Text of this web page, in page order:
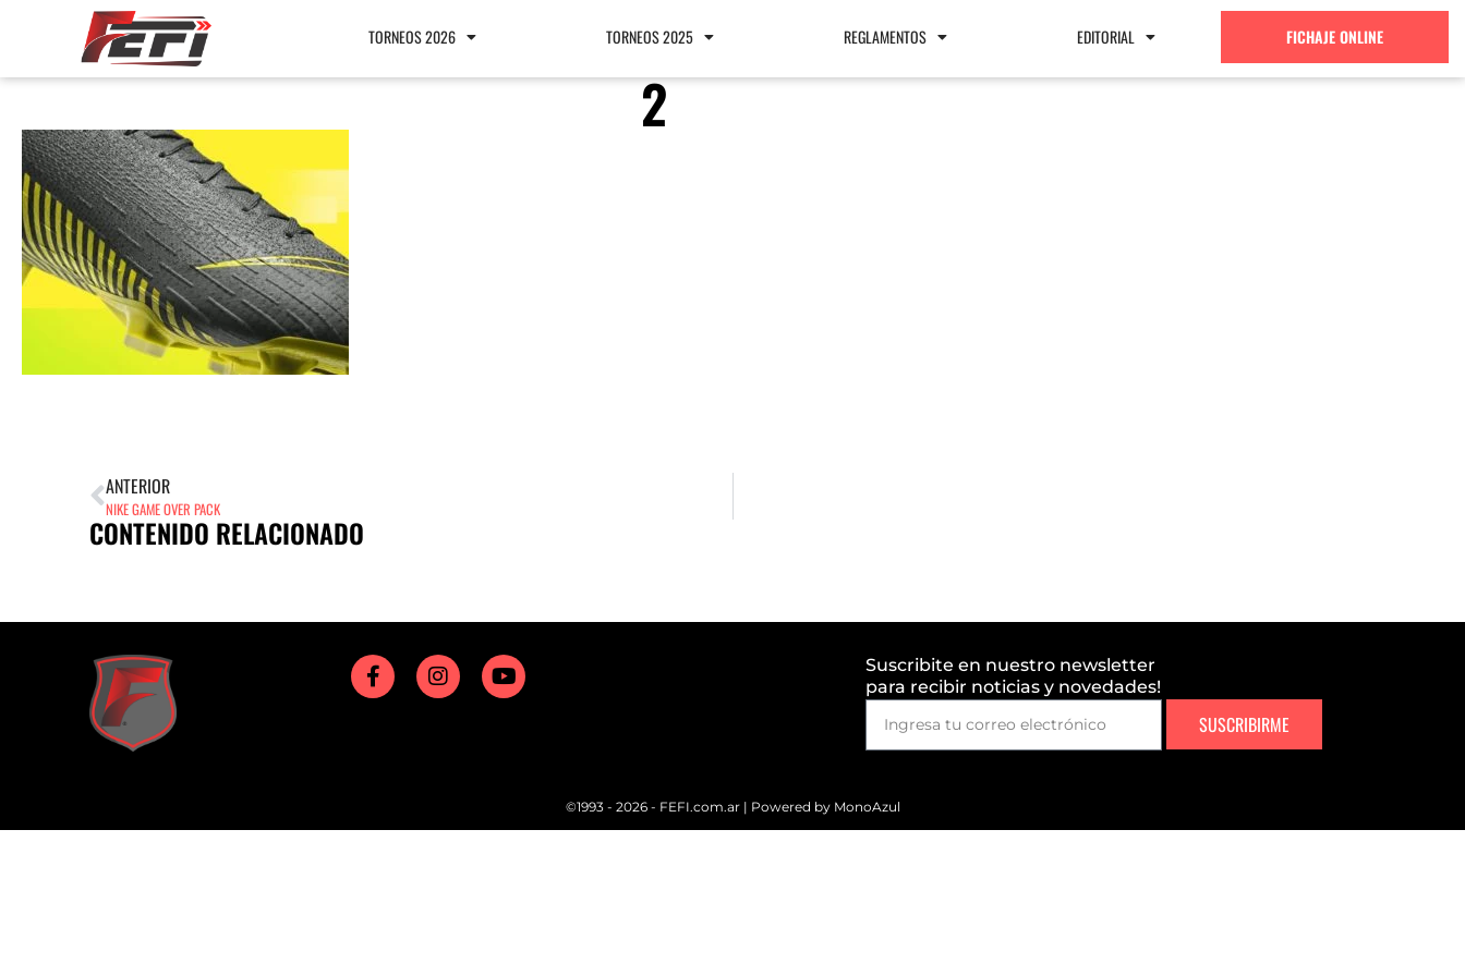
TORNEOS 2026 TORNEOS 2025 REGLAMENTOS EDITORIAL FICHAJE ONLINE
2
ANTERIOR
NIKE GAME OVER PACK
CONTENIDO RELACIONADO
Suscribite en nuestro newsletter
para recibir noticias y novedades!
SUSCRIBIRME
©1993 - 2026 - FEFI.com.ar | Powered by MonoAzul